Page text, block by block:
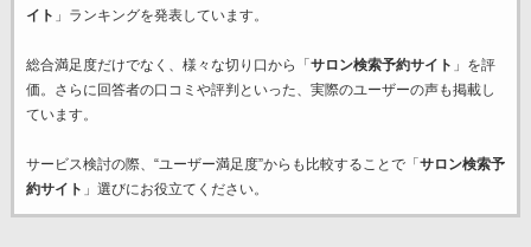
イト 」ランキングを発表しています。
総合満足度だけでなく、様々な切り口から「 サロン検索予約サイト 」を評
価。さらに回答者の口コミや評判といった、実際のユーザーの声も掲載し
ています。
サービス検討の際、“ユーザー満足度”からも比較することで「 サロン検索予
約サイト 」選びにお役立てください。